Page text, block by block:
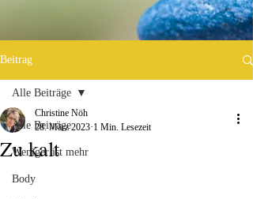
Beitrag
Alle Beiträge
Weniger ist mehr
Body
Alle Beiträge
Zu kalt
Christine Nöh
28. März 2023 1 Min. Lesezeit